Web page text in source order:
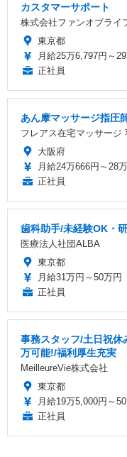
カスタマーサポート
株式会社ファンオブライ
東京都
月給25万6,797円～
正社員
あん摩マッサージ指圧
フレアス在宅マッサージ
大阪府
月給24万666円～28
正社員
歯科助手/未経験OK・
医療法人社団ALBA
東京都
月給31万円～50万円
正社員
事務スタッフ/土日祝
万可能!/福利厚生充実
MeilleureVie株式会社
東京都
月給19万5,000円～
正社員